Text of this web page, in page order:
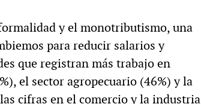
y el monotributismo, una
para reducir salarios y
que registran más trabajo en
el sector agropecuario (46%) y la
cifras en el comercio y la industria